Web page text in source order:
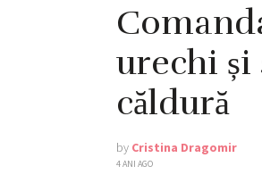
urechi și
căldură
by Cristina Dragomir
4 ANI AGO